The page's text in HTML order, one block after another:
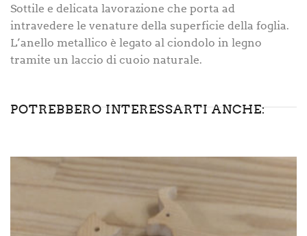
Sottile e delicata lavorazione che porta ad
intravedere le venature della superficie della foglia.
L’anello metallico è legato al ciondolo in legno
tramite un laccio di cuoio naturale.
POTREBBERO INTERESSARTI ANCHE: